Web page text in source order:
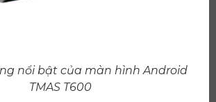
nổi bật của màn hình Android
TMAS T600